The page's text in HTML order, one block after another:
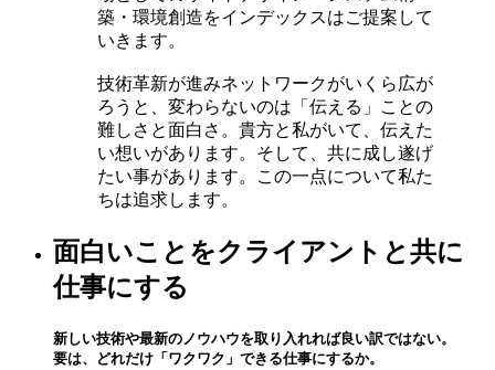
築・環境創造をインデックスはご提案して
いきます。
技術革新が進みネットワークがいくら広が
ろうと、変わらないのは「伝える」ことの
難しさと面白さ。貴方と私がいて、伝えた
い想いがあります。そして、共に成し遂げ
たい事があります。この一点について私た
ちは追求します。
面白いことをクライアントと共に
仕事にする
新しい技術や最新のノウハウを取り入れれば良い訳ではない。
要は、どれだけ「ワクワク」できる仕事にするか。